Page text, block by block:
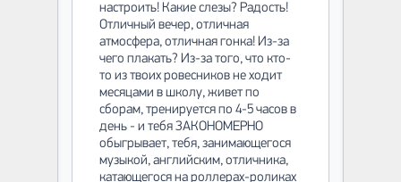
настроить! Какие слезы? Радость!
Отличный вечер, отличная
атмосфера, отличная гонка! Из-за
чего плакать? Из-за того, что кто-
то из твоих ровесников не ходит
месяцами в школу, живет по
сборам, тренируется по 4-5 часов в
день - и тебя ЗАКОНОМЕРНО
обыгрывает, тебя, занимающегося
музыкой, английским, отличника,
катающегося на роллерах-роликах